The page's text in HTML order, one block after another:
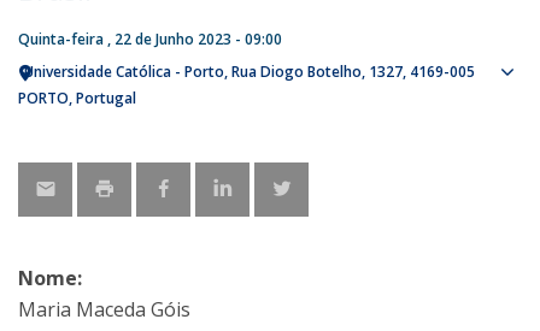
Quinta-feira , 22 de Junho 2023 - 09:00
Universidade Católica - Porto Rua Diogo Botelho, 1327 4169-005
PORTO Portugal
Nome:
Maria Maceda Góis